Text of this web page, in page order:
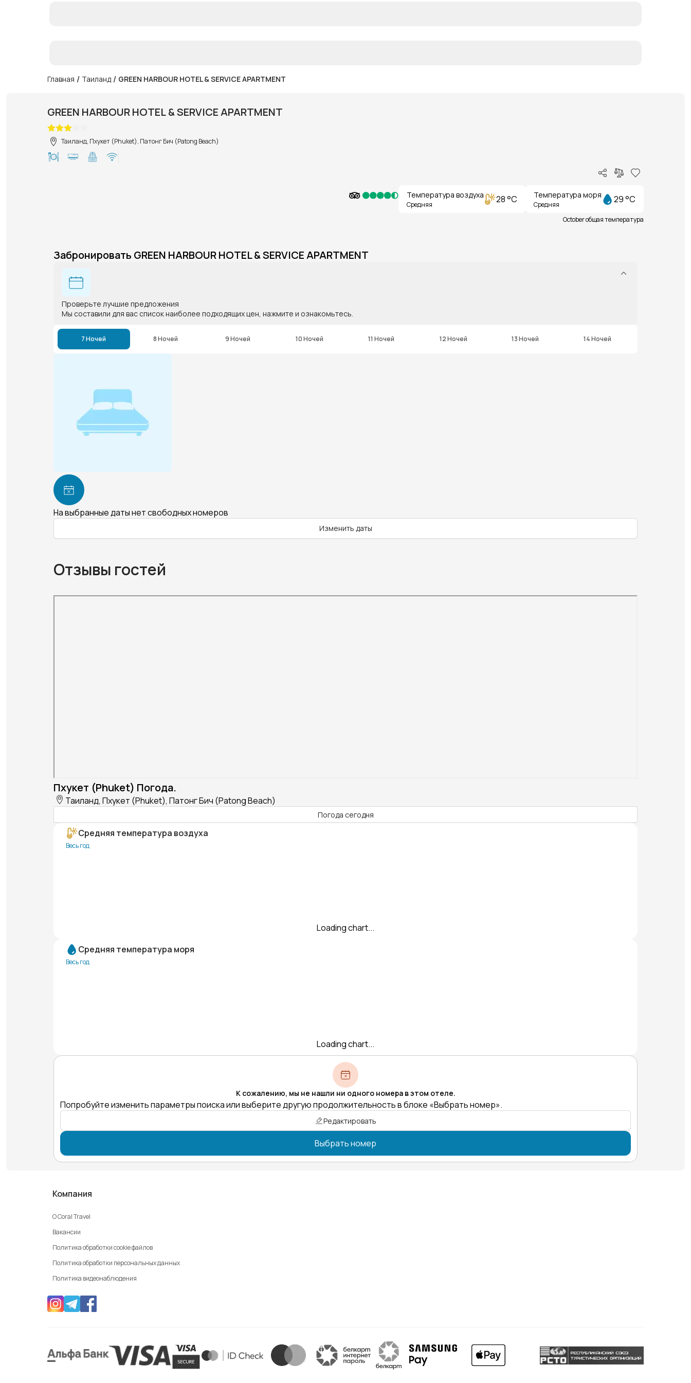
Главная / Таиланд / GREEN HARBOUR HOTEL & SERVICE APARTMENT
GREEN HARBOUR HOTEL & SERVICE APARTMENT
Таиланд, Пхукет (Phuket), Патонг Бич (Patong Beach)
Температура воздуха
Средняя 28 °C Температура моря
Средняя 29 °C
October общая температура
Забронировать GREEN HARBOUR HOTEL & SERVICE APARTMENT
Проверьте лучшие предложения
Мы составили для вас список наиболее подходящих цен, нажмите и ознакомьтесь.
7 Ночей 8 Ночей 9 Ночей 10 Ночей 11 Ночей 12 Ночей 13 Ночей 14 Ночей
На выбранные даты нет свободных номеров
Изменить даты
Отзывы гостей
Пхукет (Phuket) Погода.
Таиланд, Пхукет (Phuket), Патонг Бич (Patong Beach)
Погода сегодня
Средняя температура воздуха
Весь год
Loading chart...
Средняя температура моря
Весь год
Loading chart...
К сожалению, мы не нашли ни одного номера в этом отеле.
Попробуйте изменить параметры поиска или выберите другую продолжительность в блоке «Выбрать номер».
Редактировать
Выбрать номер
Компания
О Coral Travel
Вакансии
Политика обработки cookie файлов
Политика обработки персональных данных
Политика видеонаблюдения